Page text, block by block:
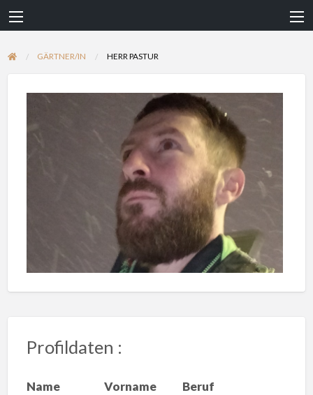
GÄRTNER/IN HERR PASTUR
Profildaten :
Name
Vorname
Beruf